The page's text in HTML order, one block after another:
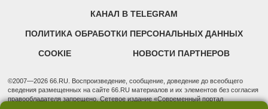
КАНАЛ В TELEGRAM
ПОЛИТИКА ОБРАБОТКИ ПЕРСОНАЛЬНЫХ ДАННЫХ
COOKIE НОВОСТИ ПАРТНЕРОВ
©2007—2026 66.RU. Воспроизведение, сообщение, доведение до всеобщего
сведения размещенных на сайте 66.RU материалов и их элементов без согласия
правообладателя запрещено. Сетевое издание «Современный портал